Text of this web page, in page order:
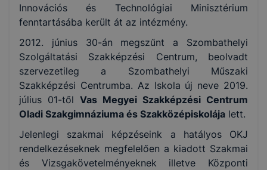
Innovációs és Technológiai Minisztérium
fenntartásába került át az intézmény.
2012. június 30-án megszűnt a Szombathelyi
Szolgáltatási Szakképzési Centrum, beolvadt
szervezetileg a Szombathelyi Műszaki
Szakképzési Centrumba. Az Iskola új neve 2019.
július 01-től Vas Megyei Szakképzési Centrum
Oladi Szakgimnáziuma és Szakközépiskolája lett.
Jelenlegi szakmai képzéseink a hatályos OKJ
rendelkezéseknek megfelelően a kiadott Szakmai
és Vizsgakövetelményeknek illetve Központi